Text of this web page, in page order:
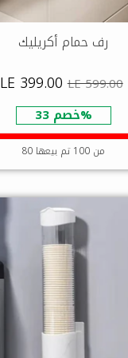
رف حمام أكريليك
LE 399.00 LE 599.00
خصم 33%
80 من 100 تم بيعها